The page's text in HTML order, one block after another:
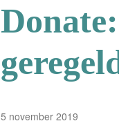
5 november 2019